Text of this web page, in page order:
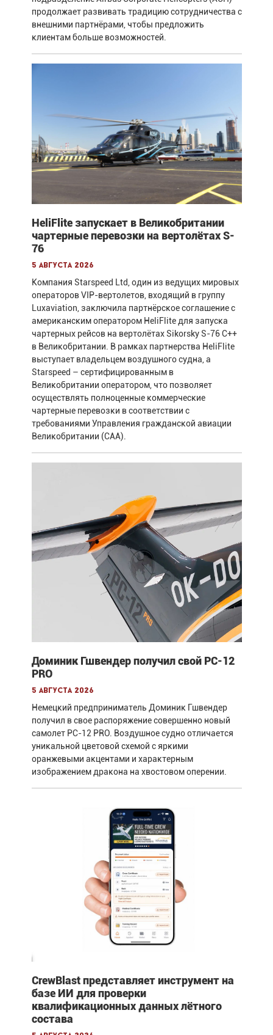
продолжает развивать традицию сотрудничества с
внешними партнёрами, чтобы предложить
клиентам больше возможностей.
HeliFlite запускает в Великобритании
чартерные перевозки на вертолётах S-
76
5 августа 2026
Компания Starspeed Ltd, один из ведущих мировых
операторов VIP-вертолетов, входящий в группу
Luxaviation, заключила партнёрское соглашение с
американским оператором HeliFlite для запуска
чартерных рейсов на вертолётах Sikorsky S-76 C++
в Великобритании. В рамках партнерства HeliFlite
выступает владельцем воздушного судна, а
Starspeed – сертифицированным в
Великобритании оператором, что позволяет
осуществлять полноценные коммерческие
чартерные перевозки в соответствии с
требованиями Управления гражданской авиации
Великобритании (CAA).
Доминик Гшвендер получил свой PC-12
PRO
5 августа 2026
Немецкий предприниматель Доминик Гшвендер
получил в свое распоряжение совершенно новый
самолет PC-12 PRO. Воздушное судно отличается
уникальной цветовой схемой с яркими
оранжевыми акцентами и характерным
изображением дракона на хвостовом оперении.
CrewBlast представляет инструмент на
базе ИИ для проверки
квалификационных данных лётного
состава